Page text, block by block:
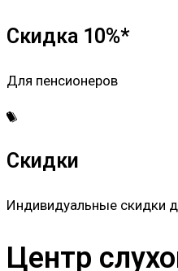
Скидка 10%*
Для пенсионеров
Скидки
Индивидуальные скидки
Центр